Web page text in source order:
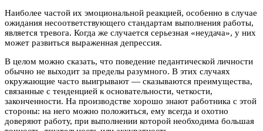
Наиболее частой их эмоциональной реакцией, особенно в случае
ожидания несоответствующего стандартам выполнения работы,
является тревога. Когда же случается серьезная «неудача», у них
может развиться выраженная депрессия.
В целом можно сказать, что поведение педантической личности
обычно не выходит за пределы разумного. В этих случаях
окружающие часто выигрывают — сказываются преимущества,
связанные с тенденцией к основательности, четкости,
законченности. На производстве хорошо знают работника с этой
стороны: на него можно положиться, ему всегда и охотно
доверяют работу, при выполнении которой необходима большая